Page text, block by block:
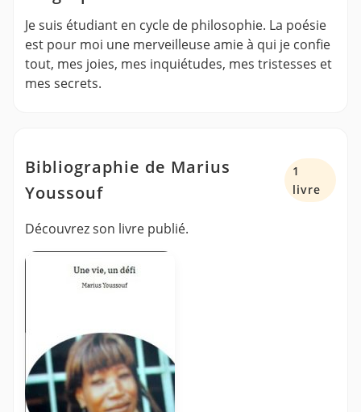
Je suis étudiant en cycle de philosophie. La poésie
est pour moi une merveilleuse amie à qui je confie
tout, mes joies, mes inquiétudes, mes tristesses et
mes secrets.
Bibliographie de Marius
Youssouf
1
livre
Découvrez son livre publié.